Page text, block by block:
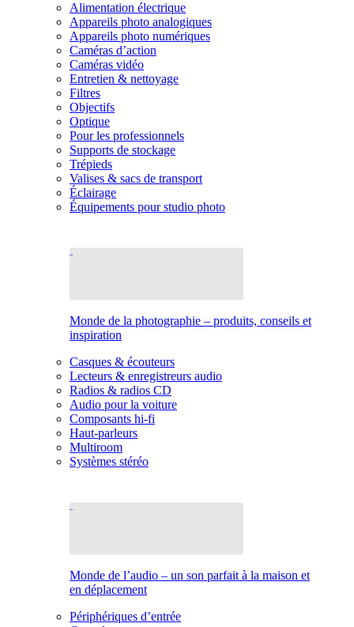
Alimentation électrique
Appareils photo analogiques
Appareils photo numériques
Caméras d’action
Caméras vidéo
Entretien & nettoyage
Filtres
Objectifs
Optique
Pour les professionnels
Supports de stockage
Trépieds
Valises & sacs de transport
Éclairage
Équipements pour studio photo
Monde de la photographie – produits, conseils et
inspiration
Casques & écouteurs
Lecteurs & enregistreurs audio
Radios & radios CD
Audio pour la voiture
Composants hi-fi
Haut-parleurs
Multiroom
Systèmes stéréo
Monde de l’audio – un son parfait à la maison et
en déplacement
Périphériques d’entrée